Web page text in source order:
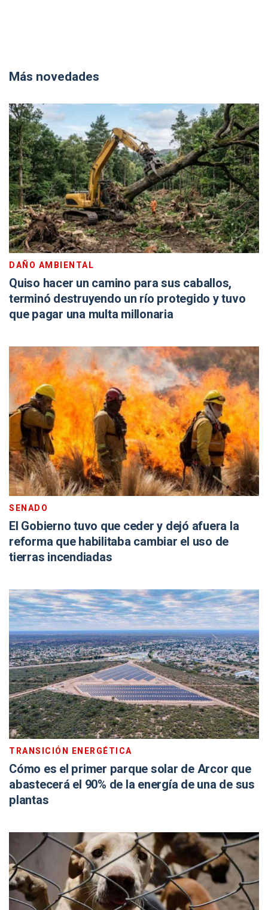
Más novedades
DAÑO AMBIENTAL
Quiso hacer un camino para sus caballos,
terminó destruyendo un río protegido y tuvo
que pagar una multa millonaria
SENADO
El Gobierno tuvo que ceder y dejó afuera la
reforma que habilitaba cambiar el uso de
tierras incendiadas
TRANSICIÓN ENERGÉTICA
Cómo es el primer parque solar de Arcor que
abastecerá el 90% de la energía de una de sus
plantas